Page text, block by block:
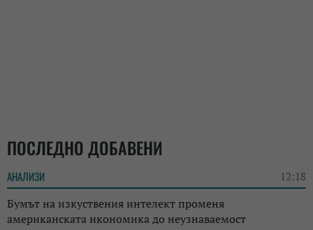
ПОСЛЕДНО ДОБАВЕНИ
АНАЛИЗИ 12:18
Бумът на изкуствения интелект променя
американската икономика до неузнаваемост